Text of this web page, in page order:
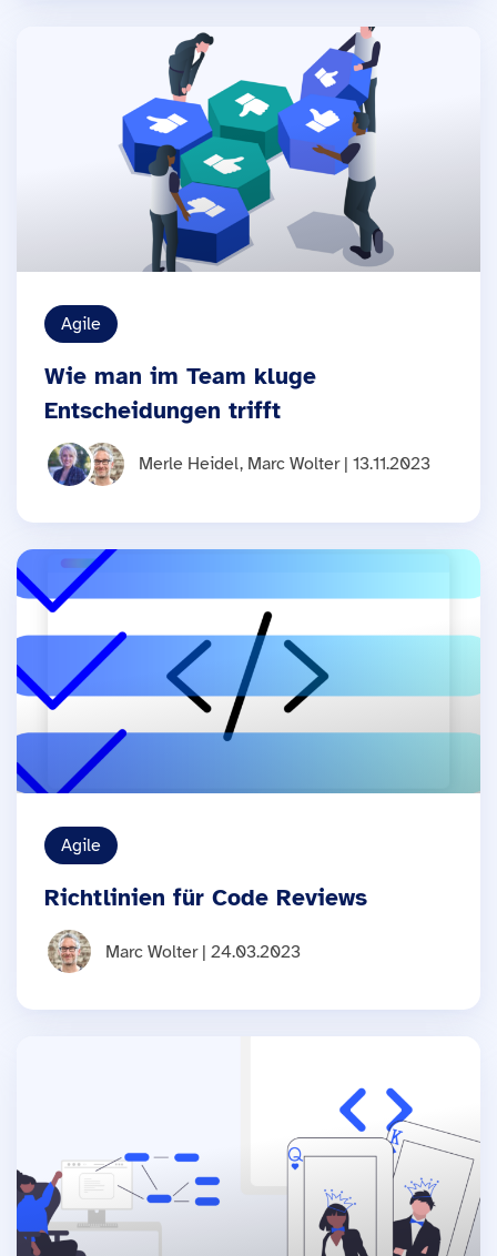
Agile
Wie man im Team kluge
Entscheidungen trifft
Merle Heidel, Marc Wolter | 13.11.2023
Agile
Richtlinien für Code Reviews
Marc Wolter | 24.03.2023